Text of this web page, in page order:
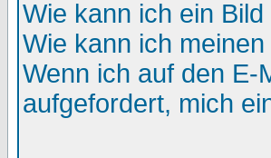
Wie kann ich ein
Wie kann ich
Wenn ich auf den E-
aufgefordert, mich